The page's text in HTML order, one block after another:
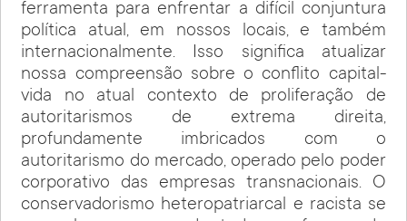
ferramenta para enfrentar a difícil conjuntura
política atual, em nossos locais, e também
internacionalmente. Isso significa atualizar
nossa compreensão sobre o conflito capital-
vida no atual contexto de proliferação de
autoritarismos de extrema direita,
profundamente imbricados com o
autoritarismo do mercado, operado pelo poder
corporativo das empresas transnacionais. O
conservadorismo heteropatriarcal e racista se